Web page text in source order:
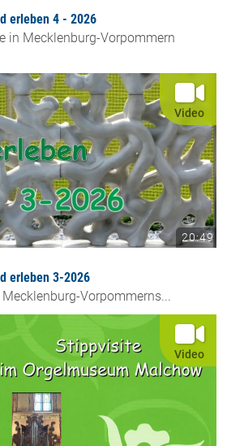
erleben 4 - 2026
in Mecklenburg-Vorpommern
Video
20:49
erleben 3-2026
Vorpommerns...
Video